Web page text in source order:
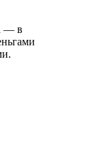
— в